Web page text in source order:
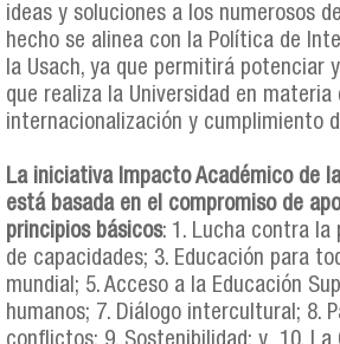
ideas y soluciones a los numerosos
hecho se alinea con la Política de
la Usach, ya que permitirá potenciar
que realiza la Universidad en materia
internacionalización y cumplimiento
La iniciativa Impacto Académico de
está basada en el compromiso de
principios básicos: 1. Lucha contra la
de capacidades; 3. Educación para
mundial; 5. Acceso a la Educación
humanos; 7. Diálogo intercultural; 8.